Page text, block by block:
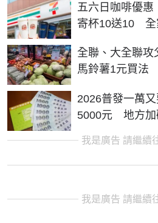
五六日咖啡優惠
寄杯10送10 全
全聯、大全聯攻
馬鈴薯1元買法
2026普發一萬
5000元 地方加
我是廣告 請繼續
我是廣告 請繼續